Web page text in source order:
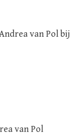
van Pol bij
van Pol